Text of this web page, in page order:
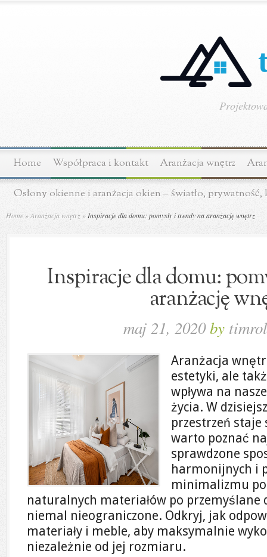
Home Współpraca i kontakt Aranżacja wnętrz
Osłony okienne i aranżacja okien – światło,
Home »Aranżacja wnętrz » Inspiracje dla domu: pomysły i trendy na aranżację wnętrz
Inspiracje dla domu:
aranżację
maj 21, 2020by
Aranżacja
estetyki, ale
wpływa na
życia. W
przestrzeń staje
warto poznać
sprawdzone
harmonijnych i
minimalizmu
naturalnych materiałów po przemyślane
niemal nieograniczone. Odkryj, jak
materiały i meble, aby maksymalnie
niezależnie od jej rozmiaru.